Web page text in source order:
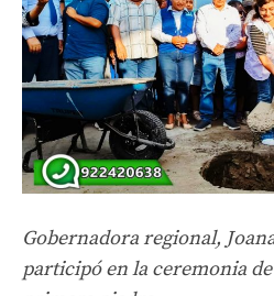
Gobernadora regional,
participó en la ceremonia